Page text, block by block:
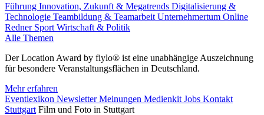
Führung Innovation, Zukunft & Megatrends Digitalisierung &
Technologie Teambildung & Teamarbeit Unternehmertum Online
Redner Sport Wirtschaft & Politik
Alle Themen
Der Location Award by fiylo® ist eine unabhängige Auszeichnung
für besondere Veranstaltungsflächen in Deutschland.
Mehr erfahren
Eventlexikon NewsletterMeinungen Medienkit Jobs Kontakt
Stuttgart Film und Foto in Stuttgart